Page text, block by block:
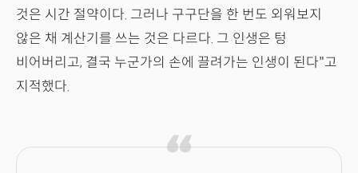
것은 시간 절약이다. 그러나 구구단을 한 번도 외워보지
않은 채 계산기를 쓰는 것은 다르다. 그 인생은 텅
비어버리고, 결국 누군가의 손에 끌려가는 인생이 된다"고
지적했다.